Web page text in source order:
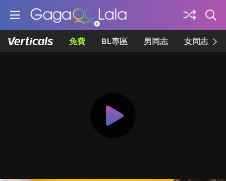
免費 BL專區 男同志 女同志